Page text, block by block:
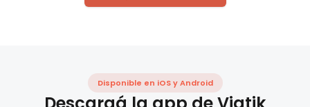
Disponible en iOS y Android